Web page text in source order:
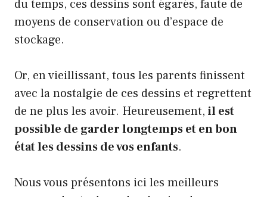
du temps, ces dessins sont égarés, faute de
moyens de conservation ou d’espace de
stockage.
Or, en vieillissant, tous les parents finissent
avec la nostalgie de ces dessins et regrettent
de ne plus les avoir. Heureusement, il est
possible de garder longtemps et en bon
état les dessins de vos enfants.
Nous vous présentons ici les meilleurs